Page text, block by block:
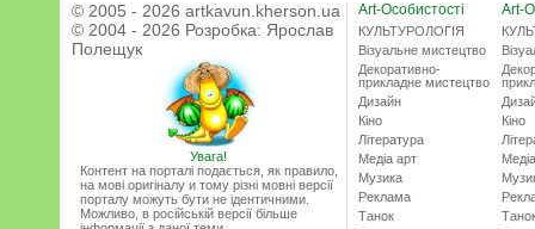
© 2005 - 2026 artkavun.kherson.ua
© 2004 - 2026 Розробка: Ярослав
Полещук
Увага!
Контент на порталі подається, як правило,
на мові оригіналу и тому різні мовні версії
порталу можуть бути не ідентичними.
Можливо, в російській версії більше
Art-Особистості
КУЛЬТУРОЛОГІЯ
Візуальне мистецтво
Декоративно-
прикладне мистецтво
Дизайн
Кіно
Література
Медіа арт
Музика
Реклама
Танок
Art-
Кіно